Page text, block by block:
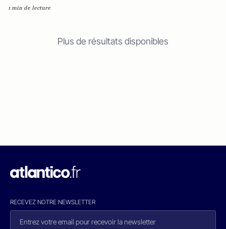
1 min de lecture
Plus de résultats disponibles
RECEVEZ NOTRE NEWSLETTER